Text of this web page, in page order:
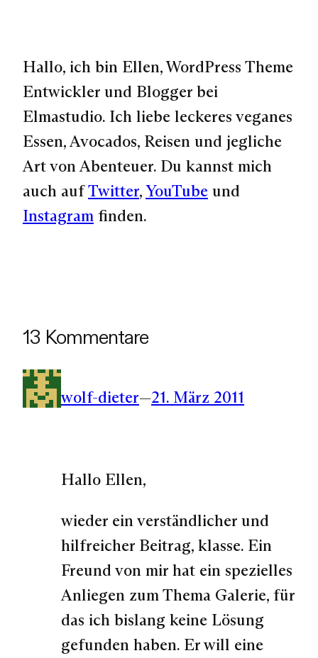
Hallo, ich bin Ellen, WordPress Theme
Entwickler und Blogger bei
Elmastudio. Ich liebe leckeres veganes
Essen, Avocados, Reisen und jegliche
Art von Abenteuer. Du kannst mich
auch aufTwitter,YouTube und
Instagram finden.
13 Kommentare
wolf-dieter—21. März 2011
Hallo Ellen,
wieder ein verständlicher und
hilfreicher Beitrag, klasse. Ein
Freund von mir hat ein spezielles
Anliegen zum Thema Galerie, für
das ich bislang keine Lösung
gefunden haben. Er will eine